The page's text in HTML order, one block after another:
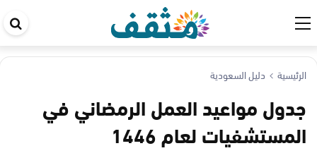
الرئيسية دليل السعودية
جدول مواعيد العمل الرمضاني في
المستشفيات لعام 1446